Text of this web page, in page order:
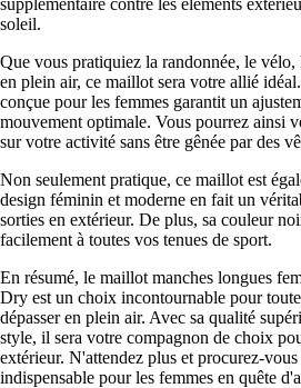
soleil.
Que vous pratiquiez la randonnée, le vélo,
en plein air, ce maillot sera votre allié
conçue pour les femmes garantit un
mouvement optimale. Vous pourrez ainsi
sur votre activité sans être gênée par des
Non seulement pratique, ce maillot est
design féminin et moderne en fait un
sorties en extérieur. De plus, sa couleur
facilement à toutes vos tenues de sport.
En résumé, le maillot manches longues
Dry est un choix incontournable pour
dépasser en plein air. Avec sa qualité
style, il sera votre compagnon de choix
extérieur. N'attendez plus et procurez-
indispensable pour les femmes en quête